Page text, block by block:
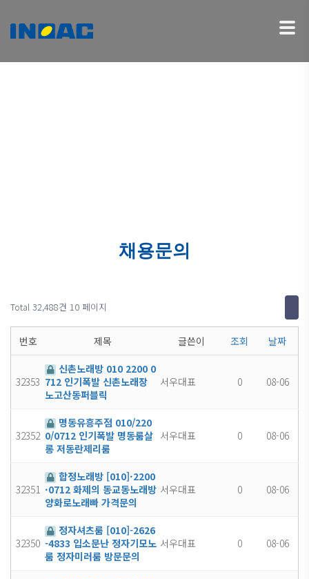
채용문의
Total 32,488건 10 페이지
번호 제목 글쓴이 조회 날짜
32353
신촌노래방 010 2200 0
712 인기폭발 신촌노래장
노고산동퍼블릭
서우대표 0 08-06
32352
명동유흥주점 010/220
0/0712 인기폭발 명동룸살
롱 저동란제리룸
서우대표 0 08-06
32351
합정노래방 [010]·2200
·0712 화제의 동교동노래방
양화로노래빠 가격문의
서우대표 0 08-06
32350
정자셔츠룸 [010]-2626
-4833 입소문난 정자기모노
룸 정자미러룸 방문문의
서우대표 0 08-06